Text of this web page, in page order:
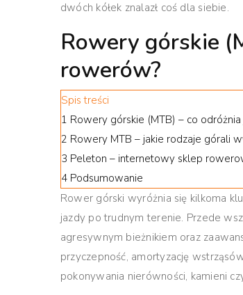
dwóch kółek znalazł coś dla siebie.
Rowery górskie
rowerów?
Spis treści
1 Rowery górskie (MTB) – co
2 Rowery MTB – jakie rodzaje górali
3 Peleton – internetowy sklep
4 Podsumowanie
Rower górski wyróżnia się kilkoma
jazdy po trudnym terenie. Przede
agresywnym bieżnikiem oraz
przyczepność, amortyzację
pokonywania nierówności, kamieni